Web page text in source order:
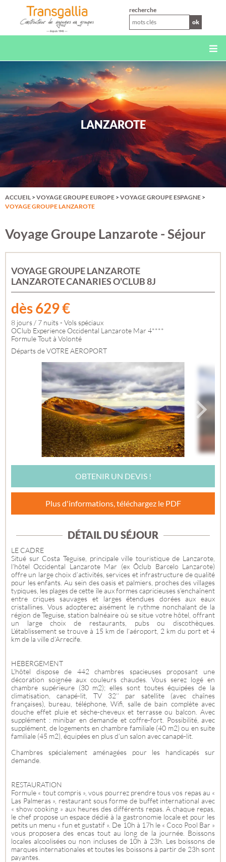
recherche
ok
LANZAROTE
ACCUEIL > VOYAGE GROUPE EUROPE > VOYAGE GROUPE ESPAGNE >
VOYAGE GROUPE LANZAROTE
Voyage Groupe Lanzarote - Séjour
VOYAGE GROUPE LANZAROTE
LANZAROTE CANARIES O'CLUB 8J
dès629€
8 jours / 7 nuits - Vols spéciaux
OClub Experience Occidental Lanzarote Mar 4****
Formule Tout à Volonté
Départs de VOTRE AEROPORT
OBTENIR UN DEVIS !
Plus d'informations, téléchargez le PDF
DÉTAIL DU SÉJOUR
LE CADRE
Situé sur Costa Teguise, principale ville touristique de Lanzarote,
l’hôtel Occidental Lanzarote Mar (ex Ôclub Barcelo Lanzarote)
offre un large choix d’activités, services et infrastructure de qualité
pour les enfants. Au sein des oasis et palmiers, proches des villages
typiques, les plages de cette île aux formes capricieuses s’enchaînent
entre criques sauvages et larges étendues dorées aux eaux
cristallines. Vous adopterez aisément le rythme nonchalant de la
région de Teguise, station balnéaire où se situe votre hôtel, offrant
un large choix de restaurants, pubs ou discothèques.
L’établissement se trouve à 15 km de l’aéroport, 2 km du port et 4
km de la ville d’Arrecife.
HEBERGEMENT
L’hôtel dispose de 442 chambres spacieuses proposant une
décoration soignée aux couleurs chaudes. Vous serez logé en
chambre supérieure (30 m2); elles sont toutes équipées de la
climatisation, canapé-lit, TV 32’’ par satellite (avec chaînes
françaises), bureau, téléphone, Wifi, salle de bain complète avec
douche effet pluie et sèche-cheveux et terrasse ou balcon. Avec
supplément : minibar en demande et coffre-fort. Possibilité, avec
supplément, de logements en chambre familiale (40 m2) ou en suite
familiale (45 m2), équipées en plus d’un salon avec canapé-lit.
Chambres spécialement aménagées pour les handicapés sur
demande.
RESTAURATION
Formule « tout compris », vous pourrez prendre tous vos repas au «
Las Palmeras », restaurant sous forme de buffet international avec
« show cooking » aux heures des différents repas. A chaque repas,
le chef propose un espace dédié à la gastronomie locale et pour les
petits un menu « fun et gustatif ». De 10h à 17h le « Coco Pool Bar »
vous proposera des encas tout au long de la journée. Boissons
locales alcoolisées ou non incluses de 10h à 23h. Les boissons de
marques internationales et toutes les boissons à partir de 23h sont
payantes.